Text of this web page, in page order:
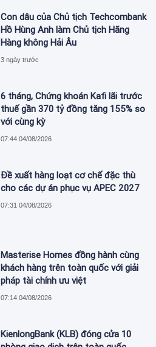
Con dâu của Chủ tịch Techcombank
Hồ Hùng Anh làm Chủ tịch Hãng
Hàng không Hải Âu
3 ngày trước
6 tháng, Chứng khoán Kafi lãi trước
thuế gần 370 tỷ đồng tăng 155% so
với cùng kỳ
07:44 04/08/2026
Đề xuất hàng loạt cơ chế đặc thù
cho các dự án phục vụ APEC 2027
07:31 04/08/2026
Masterise Homes đồng hành cùng
khách hàng trên toàn quốc với giải
pháp tài chính ưu việt
07:14 04/08/2026
KienlongBank (KLB) đóng cửa 10